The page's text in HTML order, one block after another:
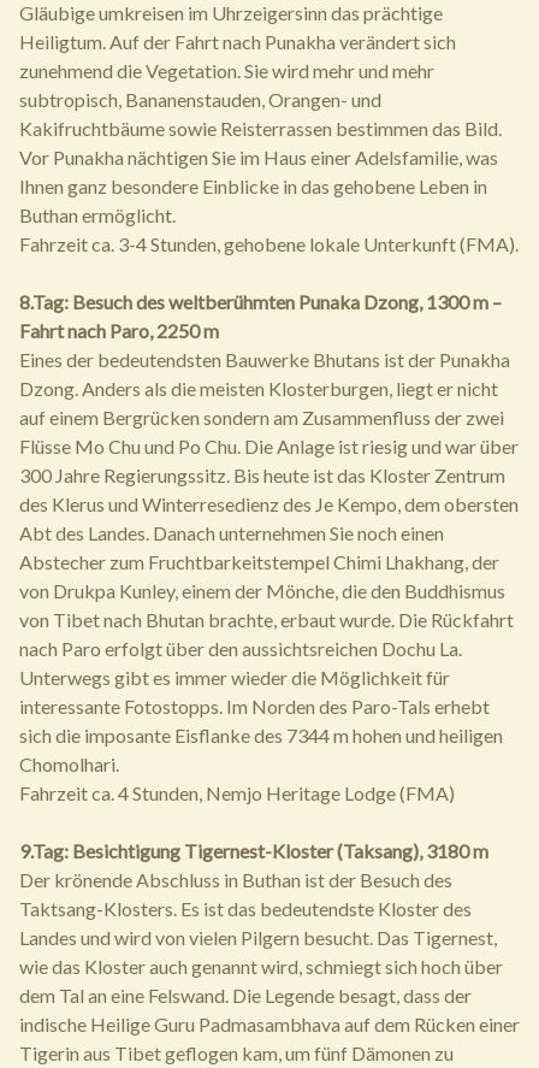
Gläubige umkreisen im Uhrzeigersinn das prächtige
Heiligtum. Auf der Fahrt nach Punakha verändert sich
zunehmend die Vegetation. Sie wird mehr und mehr
subtropisch, Bananenstauden, Orangen- und
Kakifruchtbäume sowie Reisterrassen bestimmen das Bild.
Vor Punakha nächtigen Sie im Haus einer Adelsfamilie, was
Ihnen ganz besondere Einblicke in das gehobene Leben in
Buthan ermöglicht.
Fahrzeit ca. 3-4 Stunden, gehobene lokale Unterkunft (FMA).
8.Tag: Besuch des weltberühmten Punaka Dzong, 1300 m –
Fahrt nach Paro, 2250 m
Eines der bedeutendsten Bauwerke Bhutans ist der Punakha
Dzong. Anders als die meisten Klosterburgen, liegt er nicht
auf einem Bergrücken sondern am Zusammenfluss der zwei
Flüsse Mo Chu und Po Chu. Die Anlage ist riesig und war über
300 Jahre Regierungssitz. Bis heute ist das Kloster Zentrum
des Klerus und Winterresedienz des Je Kempo, dem obersten
Abt des Landes. Danach unternehmen Sie noch einen
Abstecher zum Fruchtbarkeitstempel Chimi Lhakhang, der
von Drukpa Kunley, einem der Mönche, die den Buddhismus
von Tibet nach Bhutan brachte, erbaut wurde. Die Rückfahrt
nach Paro erfolgt über den aussichtsreichen Dochu La.
Unterwegs gibt es immer wieder die Möglichkeit für
interessante Fotostopps. Im Norden des Paro-Tals erhebt
sich die imposante Eisflanke des 7344 m hohen und heiligen
Chomolhari.
Fahrzeit ca. 4 Stunden, Nemjo Heritage Lodge (FMA)
9.Tag: Besichtigung Tigernest-Kloster (Taksang), 3180 m
Der krönende Abschluss in Buthan ist der Besuch des
Taktsang-Klosters. Es ist das bedeutendste Kloster des
Landes und wird von vielen Pilgern besucht. Das Tigernest,
wie das Kloster auch genannt wird, schmiegt sich hoch über
dem Tal an eine Felswand. Die Legende besagt, dass der
indische Heilige Guru Padmasambhava auf dem Rücken einer
Tigerin aus Tibet geflogen kam, um fünf Dämonen zu